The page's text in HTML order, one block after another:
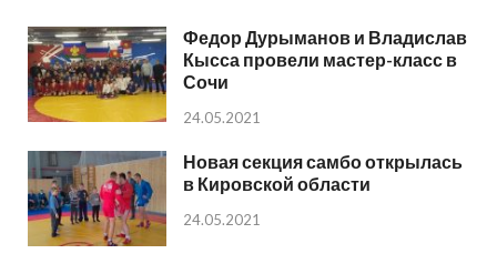
Федор Дурыманов и Владислав
Кысса провели мастер-класс в
Сочи
24.05.2021
Новая секция самбо открылась
в Кировской области
24.05.2021